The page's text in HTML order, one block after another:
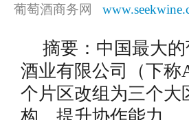
葡萄酒商务网
摘要：中国最大
酒业有限公司（下称
个片区改组为三个大